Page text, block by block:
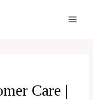
Care |